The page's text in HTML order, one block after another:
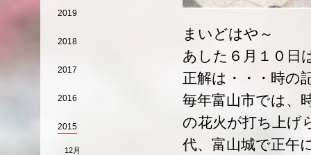
まいどはや～
あした６月１０日
正解は・・・時の
毎年富山市では、
の花火が打ち上げ
代、富山城で正午
2019
2018
2017
2016
2015
12月